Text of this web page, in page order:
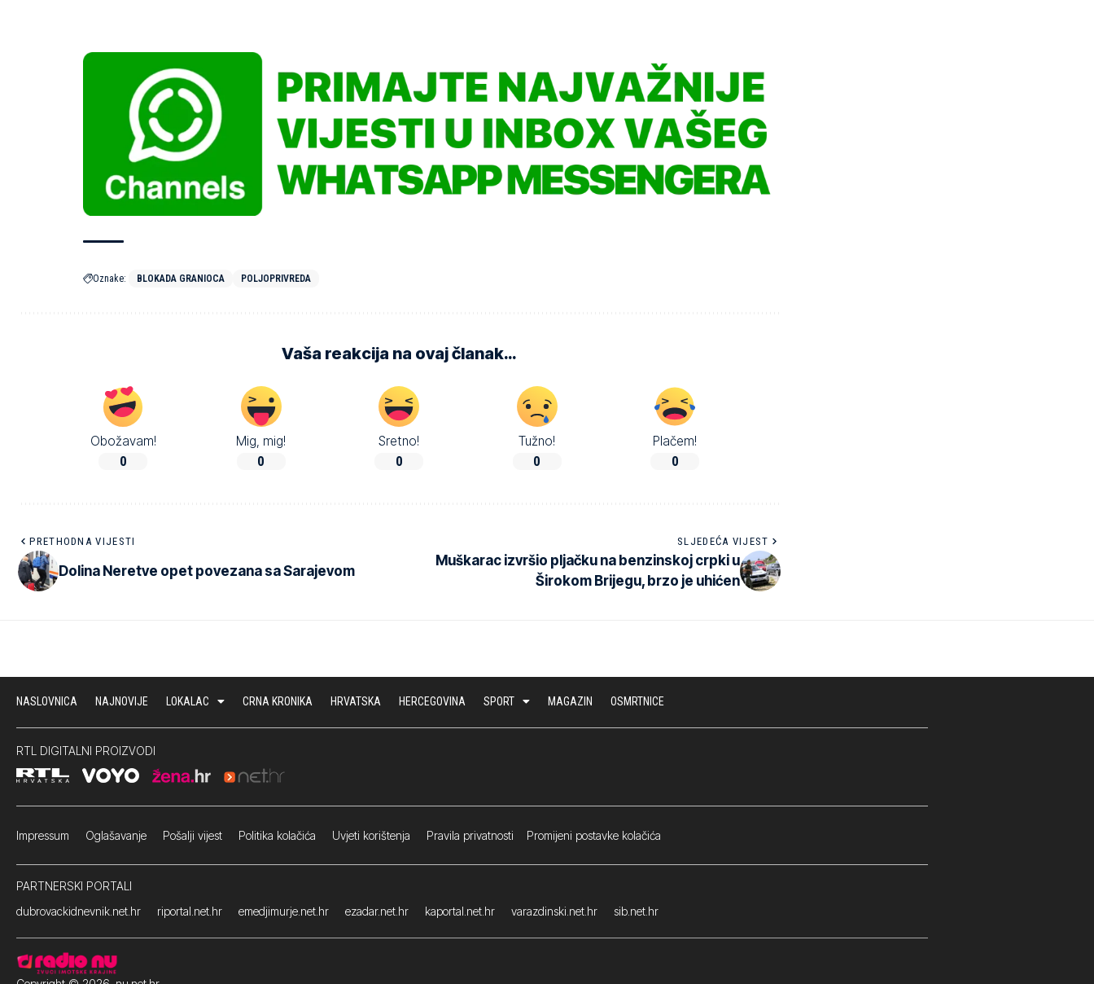
Oznake: BLOKADA GRANIOCA POLJOPRIVREDA
Vaša reakcija na ovaj članak…
Obožavam!
0
Mig, mig!
0
Sretno!
0
Tužno!
0
Plačem!
0
PRETHODNA VIJESTI
Dolina Neretve opet povezana sa Sarajevom
SLJEDEĆA VIJEST
Muškarac izvršio pljačku na benzinskoj crpki u
Širokom Brijegu, brzo je uhićen
NASLOVNICA NAJNOVIJE LOKALAC CRNA KRONIKA HRVATSKA HERCEGOVINA SPORT MAGAZIN OSMRTNICE
RTL DIGITALNI PROIZVODI
Impressum Oglašavanje Pošalji vijest Politika kolačića Uvjeti korištenja Pravila privatnosti Promijeni postavke kolačića
PARTNERSKI PORTALI
dubrovackidnevnik.net.hr
riportal.net.hr emedjimurje.net.hr ezadar.net.hr kaportal.net.hr varazdinski.net.hr sib.net.hr